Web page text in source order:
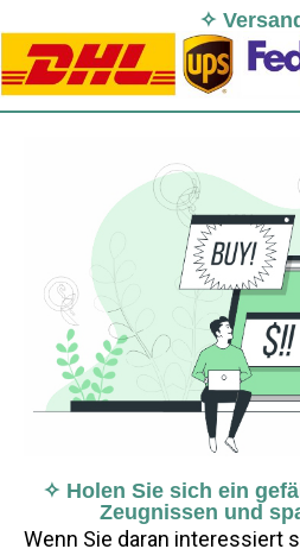
✧
✧ Holen Sie sich ein
Zeugnissen und
Wenn Sie daran interessiert